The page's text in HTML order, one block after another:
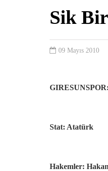
Sik
09 Mayıs 2010
Stat: Atatürk
Hakemler: